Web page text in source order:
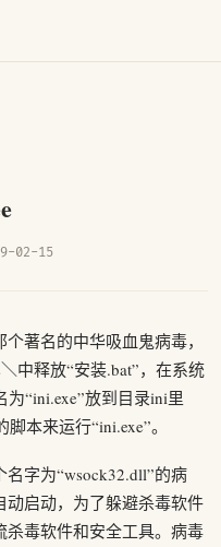
02-15
著名的中华吸血鬼病毒，
中释放“安装.bat”，在系统
“ini.exe”放到目录ini里
本来运行“ini.exe”。
字为“wsock32.dll”的病
启动，为了躲避杀毒软件
毒软件和安全工具。病毒